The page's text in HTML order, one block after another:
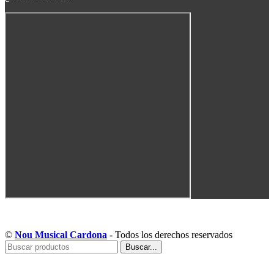
© Nou Musical Cardona - Todos los derechos reservados
Buscar...